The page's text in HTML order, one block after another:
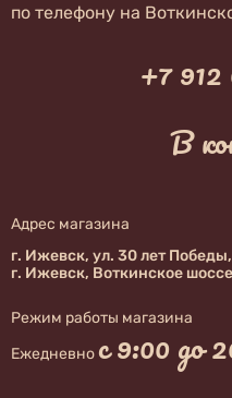
по телефону на
+7
В
Адрес магазина
г. Ижевск, ул. 30 лет
г. Ижевск, Воткинское
Режим работы магазина
Ежедневно с 9:00 до